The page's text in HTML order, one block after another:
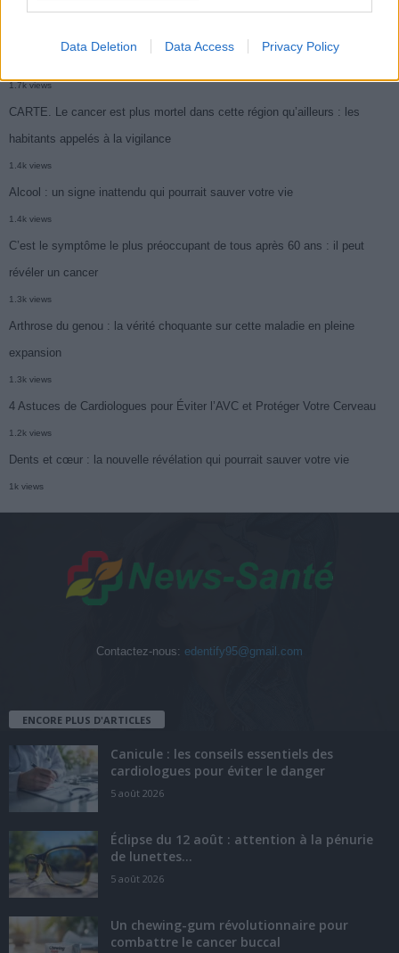
Data Deletion Data Access Privacy Policy
1.7k views
CARTE. Le cancer est plus mortel dans cette région qu’ailleurs : les
habitants appelés à la vigilance
1.4k views
Alcool : un signe inattendu qui pourrait sauver votre vie
1.4k views
C’est le symptôme le plus préoccupant de tous après 60 ans : il peut
révéler un cancer
1.3k views
Arthrose du genou : la vérité choquante sur cette maladie en pleine
expansion
1.3k views
4 Astuces de Cardiologues pour Éviter l’AVC et Protéger Votre Cerveau
1.2k views
Dents et cœur : la nouvelle révélation qui pourrait sauver votre vie
1k views
Contactez-nous: edentify95@gmail.com
ENCORE PLUS D'ARTICLES
Canicule : les conseils essentiels des
cardiologues pour éviter le danger
5 août 2026
Éclipse du 12 août : attention à la pénurie
de lunettes...
5 août 2026
Un chewing-gum révolutionnaire pour
combattre le cancer buccal